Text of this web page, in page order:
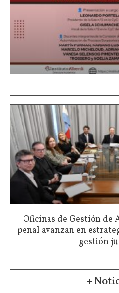
Oficinas de Gestión de
penal avanzan en
gestión
+